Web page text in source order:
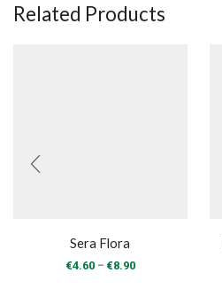
Related Products
Sera Flora
€4.60 – €8.90Price